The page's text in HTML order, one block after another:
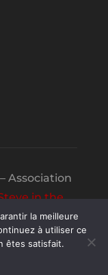
Association
in the
la meilleure
à utiliser ce
êtes satisfait.